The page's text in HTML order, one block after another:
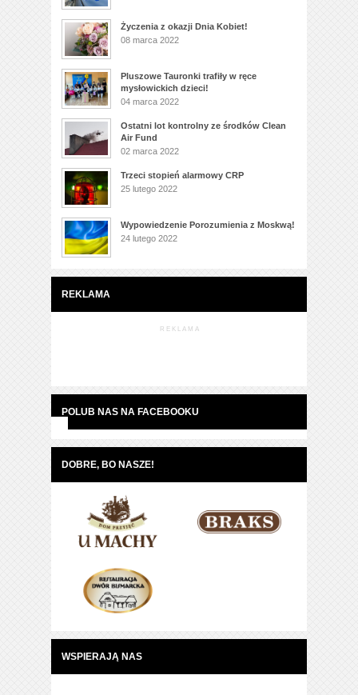
Życzenia z okazji Dnia Kobiet!
08 marca 2022
Pluszowe Tauronki trafiły w ręce
mysłowickich dzieci!
04 marca 2022
Ostatni lot kontrolny ze środków Clean
Air Fund
02 marca 2022
Trzeci stopień alarmowy CRP
25 lutego 2022
Wypowiedzenie Porozumienia z Moskwą!
24 lutego 2022
REKLAMA
R E K L A M A
POLUB NAS NA FACEBOOKU
DOBRE, BO NASZE!
WSPIERAJĄ NAS